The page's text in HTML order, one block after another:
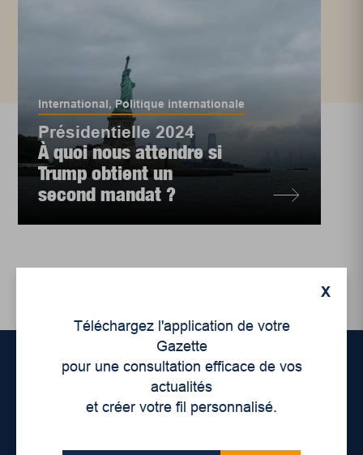
International,Politique internationale
Présidentielle 2024
À quoi nous attendre si
Trump obtient un
second mandat ?
X
Téléchargez l'application de votre
Gazette
pour une consultation efficace de vos
actualités
et créer votre fil personnalisé.